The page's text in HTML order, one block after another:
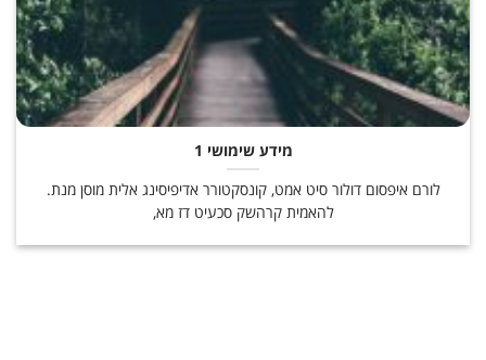
מידע שימושי 1
לורם איפסום דולור סיט אמט, קונסקטורר אדיפיסינג אלית מוסן מנת.
להאמית קרהשק סכעיט דז מא,